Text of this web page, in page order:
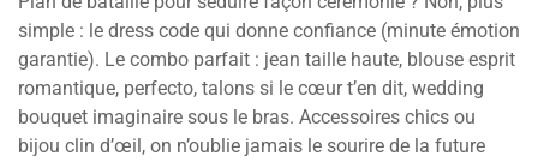
simple : le dress code qui donne confiance (minute émotion
garantie). Le combo parfait : jean taille haute, blouse esprit
romantique, perfecto, talons si le cœur t’en dit, wedding
bouquet imaginaire sous le bras. Accessoires chics ou
bijou clin d’œil, on n’oublie jamais le sourire de la future